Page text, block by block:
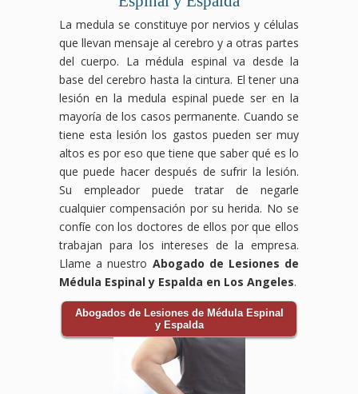
La medula se constituye por nervios y células
que llevan mensaje al cerebro y a otras partes
del cuerpo. La médula espinal va desde la
base del cerebro hasta la cintura. El tener una
lesión en la medula espinal puede ser en la
mayoría de los casos permanente. Cuando se
tiene esta lesión los gastos pueden ser muy
altos es por eso que tiene que saber qué es lo
que puede hacer después de sufrir la lesión.
Su empleador puede tratar de negarle
cualquier compensación por su herida. No se
confíe con los doctores de ellos por que ellos
trabajan para los intereses de la empresa.
Llame a nuestro Abogado de Lesiones de
Médula Espinal y Espalda en Los Angeles.
Abogados de Lesiones de Médula Espinal
y Espalda